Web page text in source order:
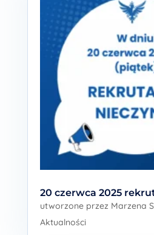
20 czerwca 2025
utworzone przez Marzena S
Aktualności